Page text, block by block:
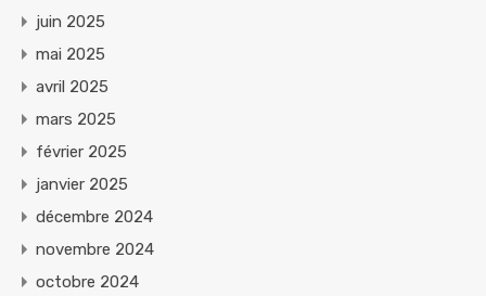
juin 2025
mai 2025
avril 2025
mars 2025
février 2025
janvier 2025
décembre 2024
novembre 2024
octobre 2024